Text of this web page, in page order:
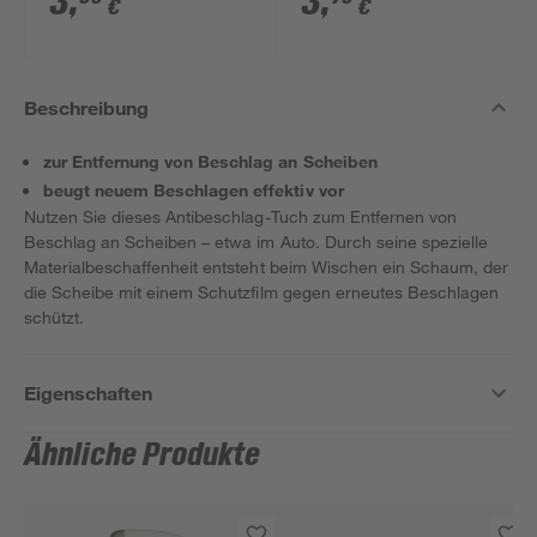
€ €
Beschreibung
zur Entfernung von Beschlag an Scheiben
beugt neuem Beschlagen effektiv vor
Nutzen Sie dieses Antibeschlag-Tuch zum Entfernen von
Beschlag an Scheiben – etwa im Auto. Durch seine spezielle
Materialbeschaffenheit entsteht beim Wischen ein Schaum, der
die Scheibe mit einem Schutzfilm gegen erneutes Beschlagen
schützt.
Eigenschaften
Ähnliche Produkte